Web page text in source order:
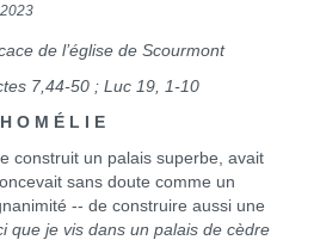
de l’église de Scourmont
7,44-50 ; Luc 19, 1-10
H O M É L I E
un palais superbe, avait
sans doute comme un
-- de construire aussi une
que je vis dans un palais de cèdre